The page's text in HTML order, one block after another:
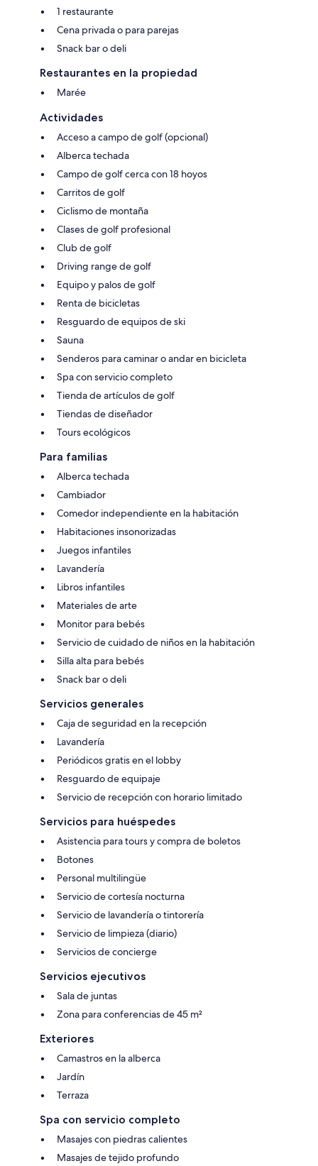
1 restaurante
Cena privada o para parejas
Snack bar o deli
Restaurantes en la propiedad
Marée
Actividades
Acceso a campo de golf (opcional)
Alberca techada
Campo de golf cerca con 18 hoyos
Carritos de golf
Ciclismo de montaña
Clases de golf profesional
Club de golf
Driving range de golf
Equipo y palos de golf
Renta de bicicletas
Resguardo de equipos de ski
Sauna
Senderos para caminar o andar en bicicleta
Spa con servicio completo
Tienda de artículos de golf
Tiendas de diseñador
Tours ecológicos
Para familias
Alberca techada
Cambiador
Comedor independiente en la habitación
Habitaciones insonorizadas
Juegos infantiles
Lavandería
Libros infantiles
Materiales de arte
Monitor para bebés
Servicio de cuidado de niños en la habitación
Silla alta para bebés
Snack bar o deli
Servicios generales
Caja de seguridad en la recepción
Lavandería
Periódicos gratis en el lobby
Resguardo de equipaje
Servicio de recepción con horario limitado
Servicios para huéspedes
Asistencia para tours y compra de boletos
Botones
Personal multilingüe
Servicio de cortesía nocturna
Servicio de lavandería o tintorería
Servicio de limpieza (diario)
Servicios de concierge
Servicios ejecutivos
Sala de juntas
Zona para conferencias de 45 m²
Exteriores
Camastros en la alberca
Jardín
Terraza
Spa con servicio completo
Masajes con piedras calientes
Masajes de tejido profundo